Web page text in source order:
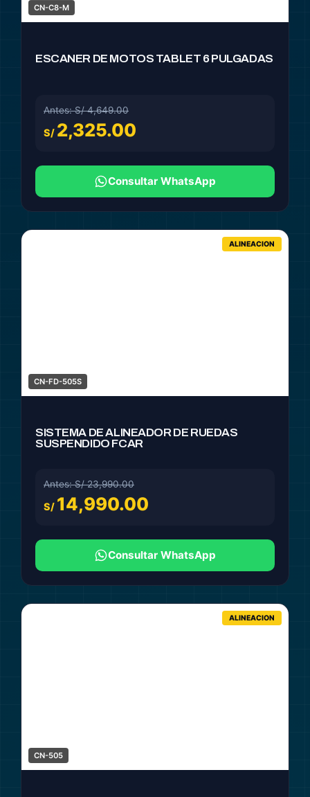
CN-C8-M
ESCANER DE MOTOS TABLET 6 PULGADAS
Antes: S/ 4,649.00
S/ 2,325.00
Consultar WhatsApp
ALINEACION
CN-FD-505S
SISTEMA DE ALINEADOR DE RUEDAS
SUSPENDIDO FCAR
Antes: S/ 23,990.00
S/ 14,990.00
Consultar WhatsApp
ALINEACION
CN-505